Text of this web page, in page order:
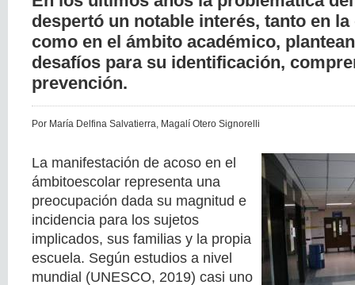
despertó un notable interés, tanto en
como en el ámbito académico,
desafíos para su identificación,
prevención.
Por María Delfina Salvatierra, Magalí Otero Signorelli
La manifestación de acoso en el
ámbitoescolar representa una
preocupación dada su magnitud e
incidencia para los sujetos
implicados, sus familias y la propia
escuela. Según estudios a nivel
mundial (UNESCO, 2019) casi uno